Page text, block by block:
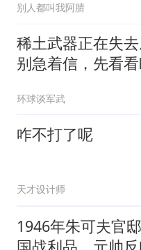
别人都叫我阿腈
稀土武器正在失去
别急着信，先看看
环球谈军武
咋不打了呢
天才设计师
1946年朱可夫官
国战利品，元帅反